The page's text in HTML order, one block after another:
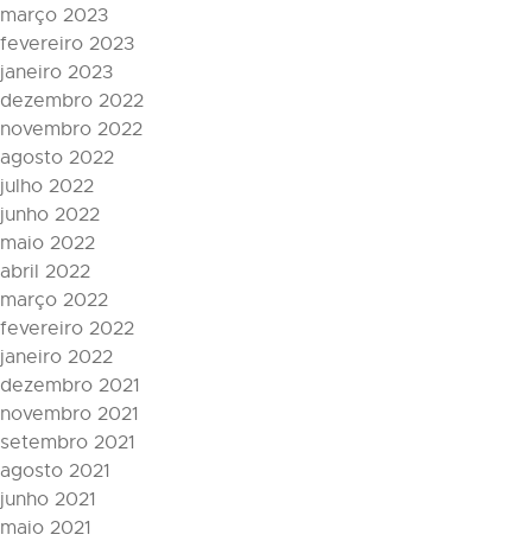
março 2023
fevereiro 2023
janeiro 2023
dezembro 2022
novembro 2022
agosto 2022
julho 2022
junho 2022
maio 2022
abril 2022
março 2022
fevereiro 2022
janeiro 2022
dezembro 2021
novembro 2021
setembro 2021
agosto 2021
junho 2021
maio 2021